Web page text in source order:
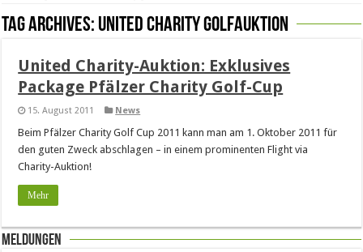
Tag Archives: united charity golfauktion
United Charity-Auktion: Exklusives
Package Pfälzer Charity Golf-Cup
15. August 2011 News
Beim Pfälzer Charity Golf Cup 2011 kann man am 1. Oktober 2011 für
den guten Zweck abschlagen – in einem prominenten Flight via
Charity-Auktion!
Mehr
Meldungen